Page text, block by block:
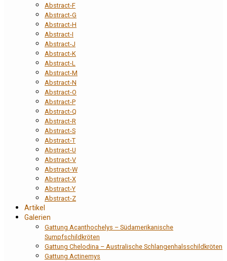
Abstract-F
Abstract-G
Abstract-H
Abstract-I
Abstract-J
Abstract-K
Abstract-L
Abstract-M
Abstract-N
Abstract-O
Abstract-P
Abstract-Q
Abstract-R
Abstract-S
Abstract-T
Abstract-U
Abstract-V
Abstract-W
Abstract-X
Abstract-Y
Abstract-Z
Artikel
Galerien
Gattung Acanthochelys – Südamerikanische
Sumpfschildkröten
Gattung Chelodina – Australische Schlangenhalsschildkröten
Gattung Actinemys